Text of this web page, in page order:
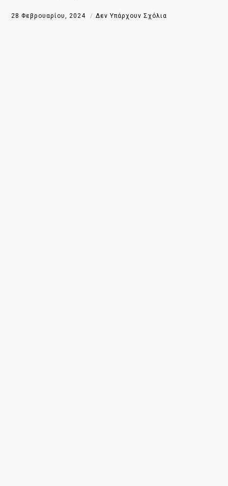
28 Φεβρουαρίου, 2024 Δεν Υπάρχουν Σχόλια